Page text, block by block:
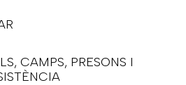
CAMPS, PRESONS I